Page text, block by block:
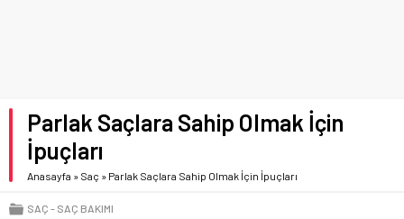
Parlak Saçlara Sahip Olmak İçin
İpuçları
Anasayfa » Saç » Parlak Saçlara Sahip Olmak İçin İpuçları
SAÇ SAÇ BAKIMI